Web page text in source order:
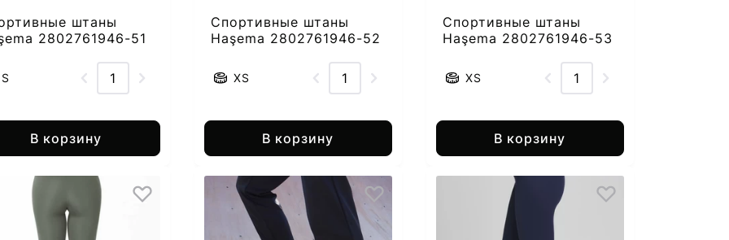
штаны
2802761946-51
S
В корзину
Спортивные штаны
Haşema 2802761946-52
XS
В корзину
Спортивные штаны
Haşema 2802761946-53
XS
В корзину